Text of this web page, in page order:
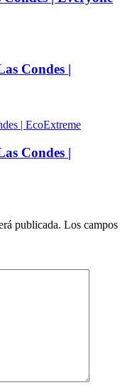
Condes |
Condes |
publicada. Los campos